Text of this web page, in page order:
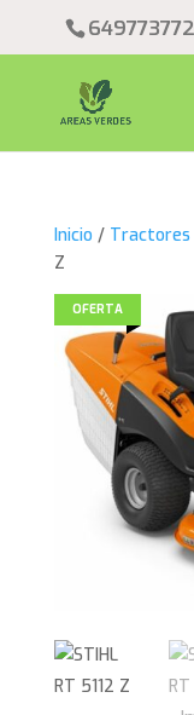
649773772
Inicio / Tractores
Z
OFERTA